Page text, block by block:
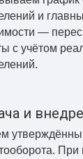
и
—
с учётом
и